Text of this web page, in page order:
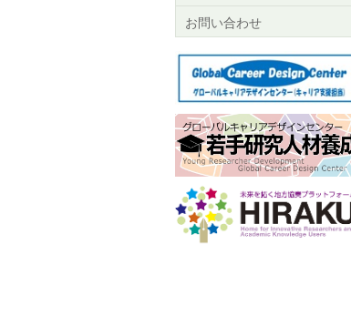
お問い合わせ